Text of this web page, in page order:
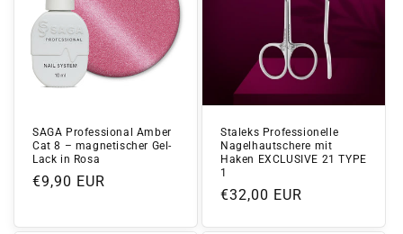
SAGA Professional Amber
Cat 8 – magnetischer Gel-
Lack in Rosa
Normaler
€9,90 EUR
Staleks Professionelle
Nagelhautschere mit
Haken EXCLUSIVE 21 TYPE
1
Normaler
€32,00 EUR